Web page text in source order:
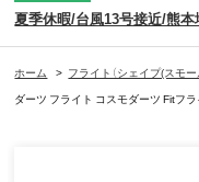
夏季休暇/台風13号接近/熊
ホーム > フライト（シェイプ(スモー
ダーツ フライト コスモダーツ Fitフ